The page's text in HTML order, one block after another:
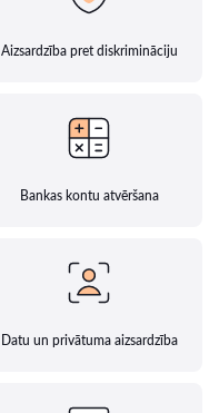
Aizsardzība pret diskrimināciju
Bankas kontu atvēršana
Datu un privātuma aizsardzība